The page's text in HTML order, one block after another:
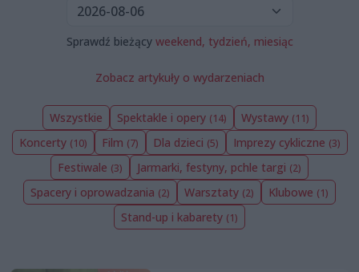
Sprawdź bieżący weekend, tydzień, miesiąc
Zobacz artykuły o wydarzeniach
Wszystkie Spektakle i opery (14) Wystawy (11)
Koncerty (10) Film (7) Dla dzieci (5) Imprezy cykliczne (3)
Festiwale (3) Jarmarki, festyny, pchle targi (2)
Spacery i oprowadzania (2) Warsztaty (2) Klubowe (1)
Stand-up i kabarety (1)